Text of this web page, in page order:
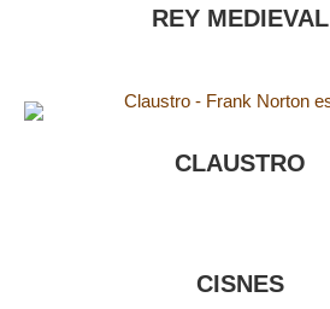
REY MEDIEVAL
CLAUSTRO
CISNES